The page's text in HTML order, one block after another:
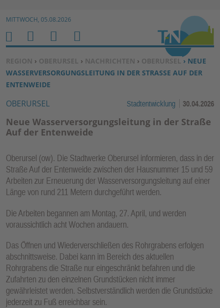
Zum Inhalt springen ↓
MITTWOCH, 05.08.2026
SIE BEFINDEN SICH HIER:
REGION › OBERURSEL › NACHRICHTEN › OBERURSEL › NEUE
WASSERVERSORGUNGSLEITUNG IN DER STRASSE AUF DER E
NTENWEIDE
OBERURSEL Stadtentwicklung 30.04.2026
Neue Wasserversorgungsleitung in der Straße
Auf der Entenweide
Oberursel (ow). Die Stadtwerke Oberursel informieren, dass in der
Straße Auf der Entenweide zwischen der Hausnummer 15 und 59
Arbeiten zur Erneuerung der Wasserversorgungsleitung auf einer
Länge von rund 211 Metern durchgeführt werden.
Die Arbeiten begannen am Montag, 27. April, und werden
voraussichtlich acht Wochen andauern.
Das Öffnen und Wiederverschließen des Rohrgrabens erfolgen
abschnittsweise. Dabei kann im Bereich des aktuellen
Rohrgrabens die Straße nur eingeschränkt befahren und die
Zufahrten zu den einzelnen Grundstücken nicht immer
gewährleistet werden. Selbstverständlich werden die Grundstücke
jederzeit zu Fuß erreichbar sein.
H
O
M
E
M
E
N
U
S
U
C
H
B
E
N
E
R
U
N
K
TI
O
N
E
N